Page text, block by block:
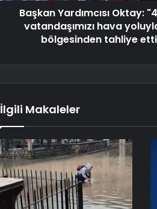
Başkan Yardımcısı Oktay:
vatandaşımızı hava
bölgesinden tahliye
İlgili Makaleler